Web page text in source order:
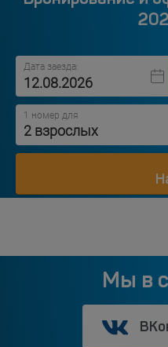
Дата заезда:
1 номер для
2 взрослых
Мы в